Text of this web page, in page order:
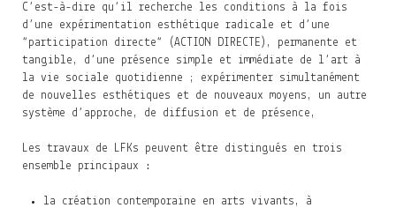
C’est-à-dire qu’il recherche les conditions à la fois
d’une expérimentation esthétique radicale et d’une
“participation directe“ (ACTION DIRECTE), permanente et
tangible, d’une présence simple et immédiate de l’art à
la vie sociale quotidienne ; expérimenter simultanément
de nouvelles esthétiques et de nouveaux moyens, un autre
système d’approche, de diffusion et de présence,
Les travaux de LFKs peuvent être distingués en trois
ensemble principaux :
la création contemporaine en arts vivants, à